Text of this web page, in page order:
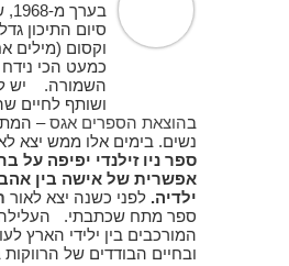
סיום התיכון
וקסום (מילים
כמעט הכי
ושותף לחיים
בהוצאת הספרים אגס–
נשים. בימים אלו ממש יצא
ספר ניו זילנדי יפיפה על
אפשרית של אישה בין
ילדיה. לפני כשנה יצא לאור
ספר מתח שכתבתי. העלילה
המורכבים בין ילידי הארץ
ובחיים הבודדים של